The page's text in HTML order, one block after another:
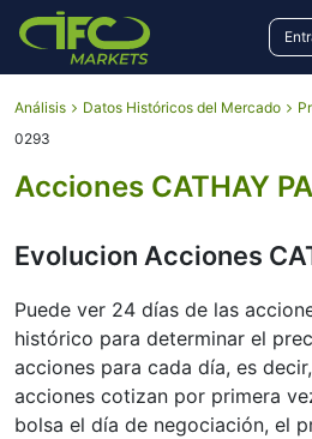
Análisis Datos Históricos del Mercado
0293
Acciones CATHAY
Evolucion Acciones
Puede ver 24 días de las
histórico para determinar el
acciones para cada día, es
acciones cotizan por primera
bolsa el día de negociación, el